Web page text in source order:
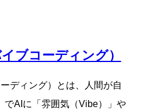
ブコーディング）
ディング）とは、人間が自
でAIに「雰囲気（Vibe）」や